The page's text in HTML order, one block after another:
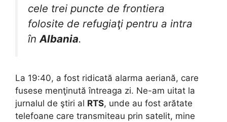
cele trei puncte de frontiera
folosite de refugiaţi pentru a intra
în Albania.
La 19:40, a fost ridicată alarma aeriană, care
fusese menţinută întreaga zi. Ne-am uitat la
jurnalul de ştiri al RTS, unde au fost arătate
telefoane care transmiteau prin satelit, mine